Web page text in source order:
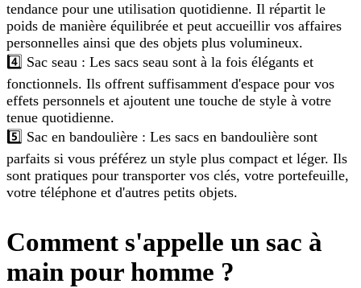
tendance pour une utilisation quotidienne. Il répartit le
poids de manière équilibrée et peut accueillir vos affaires
personnelles ainsi que des objets plus volumineux.
4️⃣ Sac seau : Les sacs seau sont à la fois élégants et
fonctionnels. Ils offrent suffisamment d'espace pour vos
effets personnels et ajoutent une touche de style à votre
tenue quotidienne.
5️⃣ Sac en bandoulière : Les sacs en bandoulière sont
parfaits si vous préférez un style plus compact et léger. Ils
sont pratiques pour transporter vos clés, votre portefeuille,
votre téléphone et d'autres petits objets.
Comment s'appelle un sac à
main pour homme ?